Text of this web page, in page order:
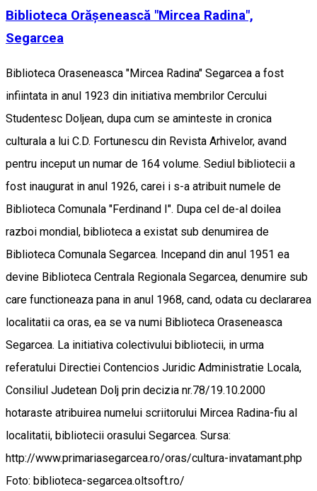
Biblioteca Orășenească "Mircea Radina",
Segarcea
Biblioteca Oraseneasca "Mircea Radina" Segarcea a fost
infiintata in anul 1923 din initiativa membrilor Cercului
Studentesc Doljean, dupa cum se aminteste in cronica
culturala a lui C.D. Fortunescu din Revista Arhivelor, avand
pentru inceput un numar de 164 volume. Sediul bibliotecii a
fost inaugurat in anul 1926, carei i s-a atribuit numele de
Biblioteca Comunala "Ferdinand I". Dupa cel de-al doilea
razboi mondial, biblioteca a existat sub denumirea de
Biblioteca Comunala Segarcea. Incepand din anul 1951 ea
devine Biblioteca Centrala Regionala Segarcea, denumire sub
care functioneaza pana in anul 1968, cand, odata cu declararea
localitatii ca oras, ea se va numi Biblioteca Oraseneasca
Segarcea. La initiativa colectivului bibliotecii, in urma
referatului Directiei Contencios Juridic Administratie Locala,
Consiliul Judetean Dolj prin decizia nr.78/19.10.2000
hotaraste atribuirea numelui scriitorului Mircea Radina-fiu al
localitatii, bibliotecii orasului Segarcea. Sursa:
http://www.primariasegarcea.ro/oras/cultura-invatamant.php
Foto: biblioteca-segarcea.oltsoft.ro/